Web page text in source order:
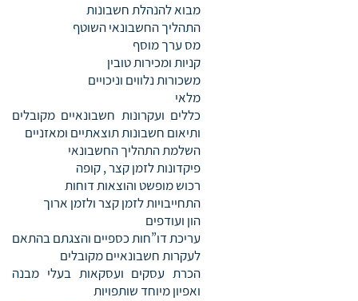
מבוא להנהלת חשבונות
התהליך החשבונאי השוטף
מס ערך מוסף
קניות ומכירות טובין
משכורות נלווים וניכויים
מלאי
כללים ועקרונות חשבונאיים מקובלים
ותיאום חשבונות תוצאתיים ומאזניים
השלמת התהליך החשבונאי
פיקדונות לזמן קצר , קופה
רכוש מופשט והוצאות דוחות
התחייבויות לזמן קצר ולזמן ארוך
הון ועודפים
עריכת דו”חות כספיים והצגתם בהתאם
לעקרות חשבונאיים מקובלים
הכרת עסקים ועסקאות בעלי מבנה
ואפיון מיוחד שותפויות